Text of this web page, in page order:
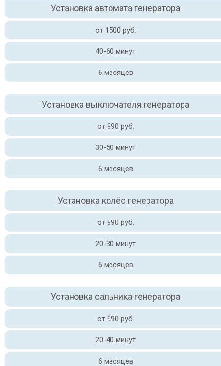
Установка автомата генератора
от 1500 руб.
40-60 минут
6 месяцев
Установка выключателя генератора
от 990 руб.
30-50 минут
6 месяцев
Установка колёс генератора
от 990 руб.
20-30 минут
6 месяцев
Установка сальника генератора
от 990 руб.
20-40 минут
6 месяцев